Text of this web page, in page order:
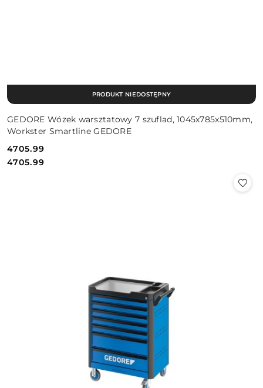
GEDORE Wózek warsztatowy 7 szuflad, 1045x785x510mm,
Workster Smartline GEDORE
Cena:
4705.99
Cena:
4705.99
PRODUKT NIEDOSTĘPNY